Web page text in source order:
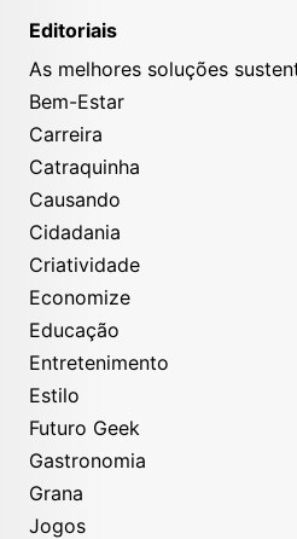
Editoriais
As melhores soluções
Bem-Estar
Carreira
Catraquinha
Causando
Cidadania
Criatividade
Economize
Educação
Entretenimento
Estilo
Futuro Geek
Gastronomia
Grana
Jogos